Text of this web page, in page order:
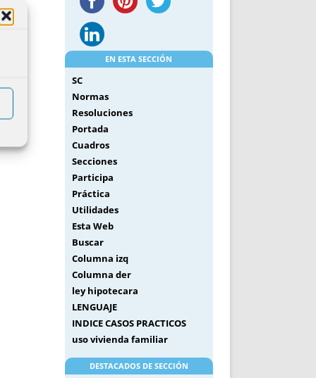
EN ESTA SECCIÓN
SC
Normas
Resoluciones
Portada
Cuadros
Secciones
Participa
Práctica
Utilidades
Esta Web
Buscar
Columna izq
Columna der
ley hipotecara
LENGUAJE
INDICE CASOS PRACTICOS
uso vivienda familiar
DESTACADOS DE SECCIÓN